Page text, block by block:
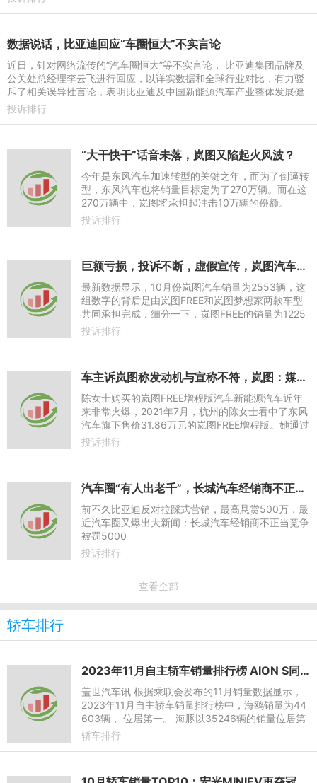
数据说话，比亚迪回应“车圈恒大”不实言论
近日，针对网络流传的“汽车圈恒大”等不实言论， 比亚迪集团品牌及
公关处总经理李云飞进行回应，以详实数据和全球行业对比，有力驳
斥了相关误导性言论，表明比亚迪及中国新能源汽车产业整体发展健
康、财务稳健、增长
投诉排行
“大干快干”话音未落，岚图又陷起火风波？
今年是东风汽车加速转型的关键之年，而为了倒逼转
型，东风汽车也将销量目标定为了270万辆。而在这
270万辆中，岚图将承担起冲击10万辆的份额。
投诉排行
巨额亏损，投诉不断，虚假宣传，岚图汽车劣迹斑斑未来何去何从
最新数据显示，10月份岚图汽车销量为2553辆，这
组数字的背后是由岚图FREE和岚图梦想家两款车型
共同承担完成，细分一下，岚图FREE的销量为1225
辆，岚图梦想家的销量为1328辆。单车型销量在10
投诉排行
车主诉岚图称发动机与宣称不符，岚图：媒体自发报道信息不准
陈女士购买的岚图FREE增程版汽车新能源汽车近年
来非常火爆，2021年7月，杭州的陈女士看中了东风
汽车旗下售价31.86万元的岚图FREE增程版。她通过
在岚图汽车App上下单，成为该款新能源车的首批车
投诉排行
汽车圈“有人出老千”，长城汽车经销商不正当竞争被罚5000
前不久比亚迪反对拉踩式营销，最高悬赏500万，最
近汽车圈又爆出大新闻：长城汽车经销商不正当竞争
被罚5000
投诉排行
查看全部
轿车排行
2023年11月自主轿车销量排行榜 AION S同比下降20%
盖世汽车讯 根据乘联会发布的11月销量数据显示，
2023年11月自主轿车销量排行榜中，海鸥销量为44
603辆， 位居第一。 海豚以35246辆的销量位居第
二，较去年同期上涨35.23%，本年累计销量达330
轿车排行